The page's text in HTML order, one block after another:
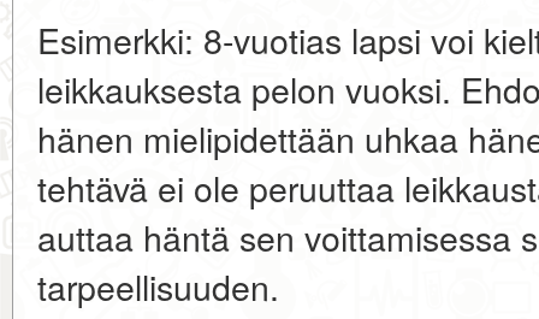
Esimerkki: 8-vuotias lapsi voi
leikkauksesta pelon vuoksi.
hänen mielipidettään uhkaa
tehtävä ei ole peruuttaa
auttaa häntä sen voittamisessa
tarpeellisuuden.